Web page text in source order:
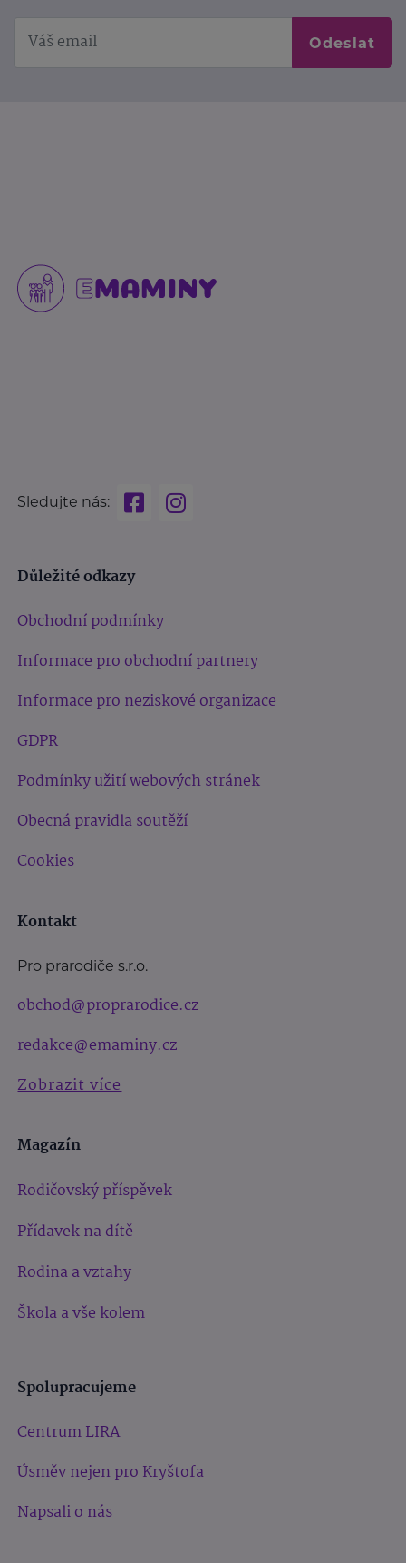
Odeslat
Sledujte nás:
Důležité odkazy
Obchodní podmínky
Informace pro obchodní partnery
Informace pro neziskové organizace
GDPR
Podmínky užití webových stránek
Obecná pravidla soutěží
Cookies
Kontakt
Pro prarodiče s.r.o.
obchod@proprarodice.cz
redakce@emaminy.cz
Zobrazit více
Magazín
Rodičovský příspěvek
Přídavek na dítě
Rodina a vztahy
Škola a vše kolem
Spolupracujeme
Centrum LIRA
Úsměv nejen pro Kryštofa
Napsali o nás